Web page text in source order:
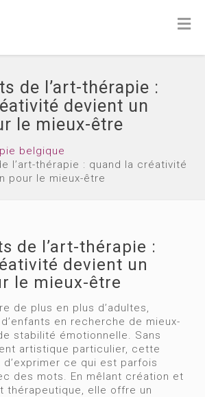
de l’art-thérapie :
devient un
le mieux-être
belgique
l’art-thérapie : quand la créativité
pour le mieux-être
de l’art-thérapie :
devient un
le mieux-être
de plus en plus d’adultes,
en recherche de mieux-
stabilité émotionnelle. Sans
artistique particulier, cette
ce qui est parfois
des mots. En mêlant création et
thérapeutique, elle offre un